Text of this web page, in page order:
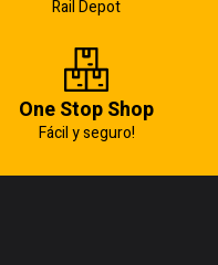
Rail Depot
One Stop Shop
Fácil y seguro!